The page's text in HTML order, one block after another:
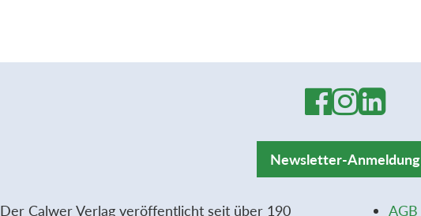
Newsletter-Anmeldung
Der Calwer Verlag veröffentlicht seit über 190 AGB